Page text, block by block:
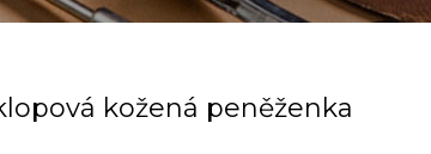
kožená peněženka